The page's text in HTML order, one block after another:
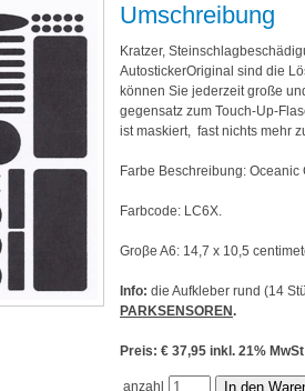
Umschreibung
Kratzer,
AutostickerOriginal sind die
können Sie jederzeit große
gegensatz zum Touch-Up-
ist maskiert, fast nichts mehr
Farbe Beschreibung: Oceanic
Farbcode: LC6X.
Groβe A6: 14,7 x 10,5
Info: die Aufkleber rund (14
PARKSENSOREN.
Preis: € 37,95 inkl. 21%
anzahl